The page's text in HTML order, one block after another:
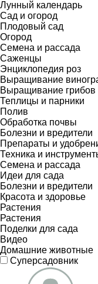
Лунный календарь
Сад и огород
Плодовый сад
Огород
Семена и рассада
Саженцы
Энциклопедия роз
Выращивание
Выращивание грибов
Теплицы и парники
Полив
Обработка почвы
Болезни и вредители
Препараты и
Техника и
Семена и рассада
Идеи для сада
Болезни и вредители
Красота и здоровье
Растения
Растения
Поделки для сада
Видео
Домашние животные
Суперсадовник